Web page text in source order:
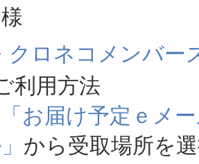
クロネコメンバー
利用方法
「お届け予定ｅメ
から受取場所を